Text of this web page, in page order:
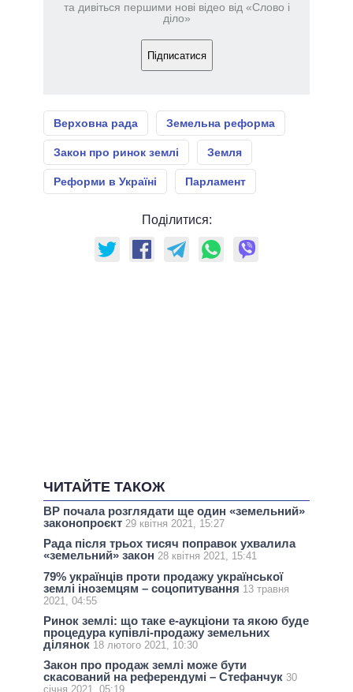
та дивіться першими нові відео від «Слово і
діло»
Підписатися
Верховна рада Земельна реформа
Закон про ринок землі Земля
Реформи в Україні Парламент
Поділитися:
ЧИТАЙТЕ ТАКОЖ
ВР почала розглядати ще один «земельний»
законопроєкт 29 квітня 2021, 15:27
Рада після трьох тисяч поправок ухвалила
«земельний» закон 28 квітня 2021, 15:41
79% українців проти продажу української
землі іноземцям – соцопитування 13 травня
2021, 04:55
Ринок землі: що таке е-аукціони та якою буде
процедура купівлі-продажу земельних
ділянок 18 лютого 2021, 10:30
Закон про продаж землі може бути
скасований на референдумі – Стефанчук 30
січня 2021, 05:19